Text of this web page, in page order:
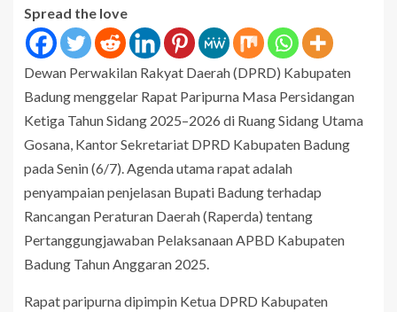
Spread the love
Dewan Perwakilan Rakyat Daerah (DPRD) Kabupaten
Badung menggelar Rapat Paripurna Masa Persidangan
Ketiga Tahun Sidang 2025–2026 di Ruang Sidang Utama
Gosana, Kantor Sekretariat DPRD Kabupaten Badung
pada Senin (6/7). Agenda utama rapat adalah
penyampaian penjelasan Bupati Badung terhadap
Rancangan Peraturan Daerah (Raperda) tentang
Pertanggungjawaban Pelaksanaan APBD Kabupaten
Badung Tahun Anggaran 2025.
Rapat paripurna dipimpin Ketua DPRD Kabupaten